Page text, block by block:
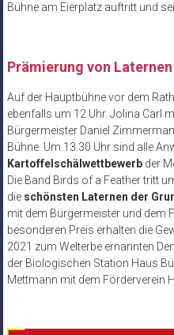
Bühne am Eierplatz auftritt und
Prämierung von Laternen
Auf der Hauptbühne vor dem
ebenfalls um 12 Uhr. Jolina Carl
Bürgermeister Daniel
Bühne. Um 13.30 Uhr sind alle
Kartoffelschälwettbewerbder
Die Band Birds of a Feather tritt
die schönsten Laternen der
mit dem Bürgermeister und dem
besonderen Preis erhalten die
2021 zum Welterbe ernannten
der Biologischen Station Haus
Mettmann mit dem Förderverein